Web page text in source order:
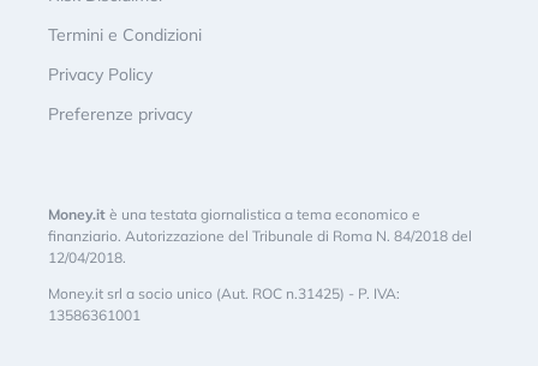
Termini e Condizioni
Privacy Policy
Preferenze privacy
Money.it è una testata giornalistica a tema economico e
finanziario. Autorizzazione del Tribunale di Roma N. 84/2018 del
12/04/2018.
Money.it srl a socio unico (Aut. ROC n.31425) - P. IVA:
13586361001